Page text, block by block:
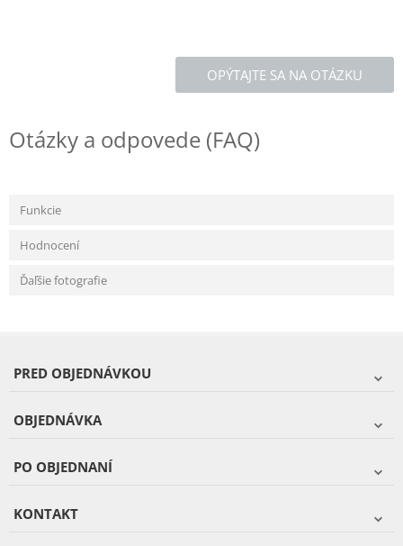
OPÝTAJTE SA NA OTÁZKU
Otázky a odpovede (FAQ)
Funkcie
Hodnocení
Ďaľšie fotografie
PRED OBJEDNÁVKOU
OBJEDNÁVKA
PO OBJEDNANÍ
KONTAKT